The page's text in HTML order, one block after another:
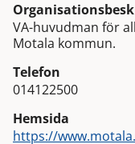
VA-huvudman för
Motala kommun.
Telefon
014122500
Hemsida
https://